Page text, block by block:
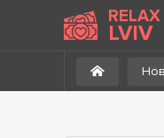
RELAX
LVIV